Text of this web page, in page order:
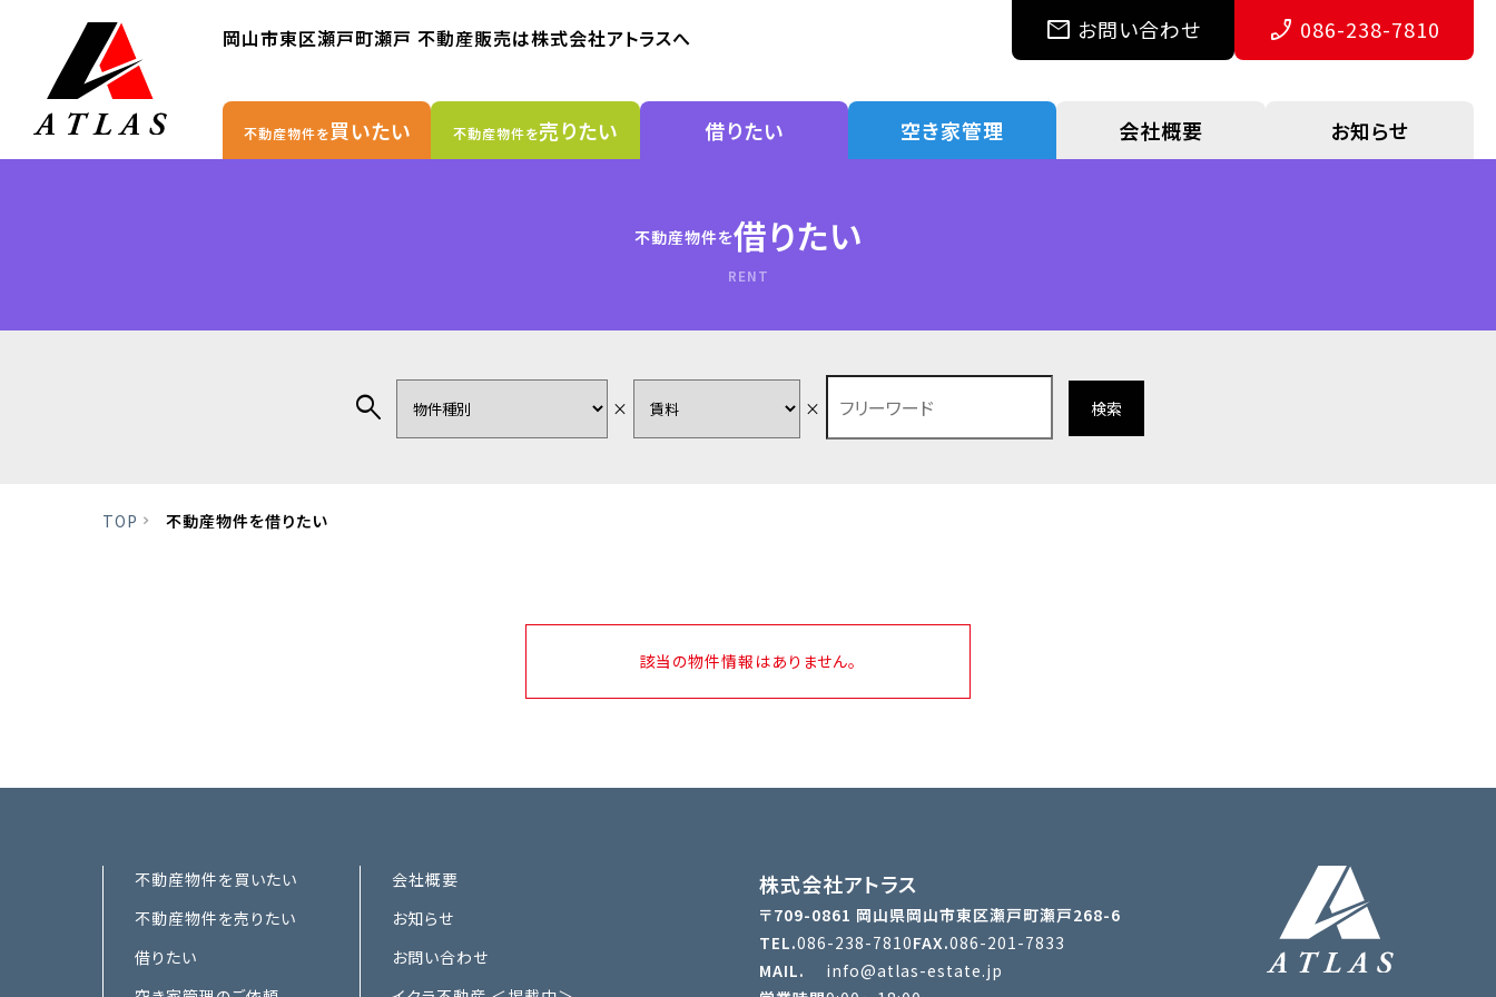
岡山市東区瀬戸町瀬戸 不動産販売は株式会社アトラスへ
不動産物件を買いたい 不動産物件を売りたい 借りたい 空き家管理 会社概要 お知らせ
mail お問い合わせ phone_enabled 086-238-7810
不動産物件を借りたい
RENT
search × × 検索
TOP 不動産物件を借りたい
該当の物件情報はありません。
不動産物件を買いたい
不動産物件を売りたい
借りたい
会社概要
お知らせ
お問い合わせ
株式会社アトラス
〒709-0861 岡山県岡山市東区瀬戸町瀬戸268-6
TEL.086-238-7810FAX.086-201-7833
MAIL.
info@atlas-estate.jp